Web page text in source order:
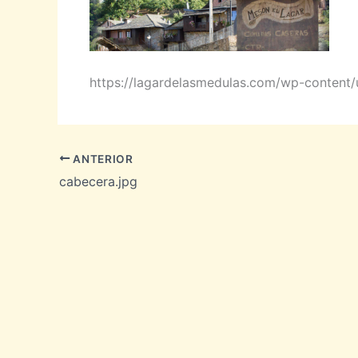
https://lagardelasmedulas.com/wp-
ANTERIOR
cabecera.jpg